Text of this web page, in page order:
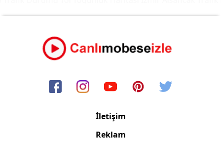
İletişim
Reklam